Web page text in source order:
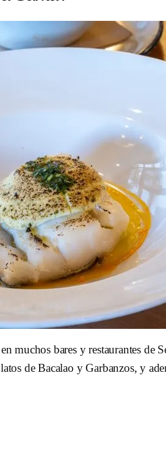
muchos bares y restaurantes de
de Bacalao y Garbanzos, y